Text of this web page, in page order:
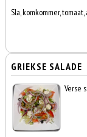
Sla, komkommer,
GRIEKSE SALADE
Verse